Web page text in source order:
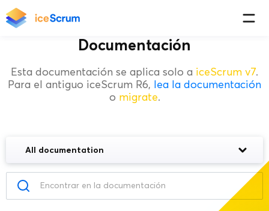
Documentación
Esta documentación se aplica solo a iceScrum v7.
Para el antiguo iceScrum R6, lea la documentación
o migrate.
All documentation